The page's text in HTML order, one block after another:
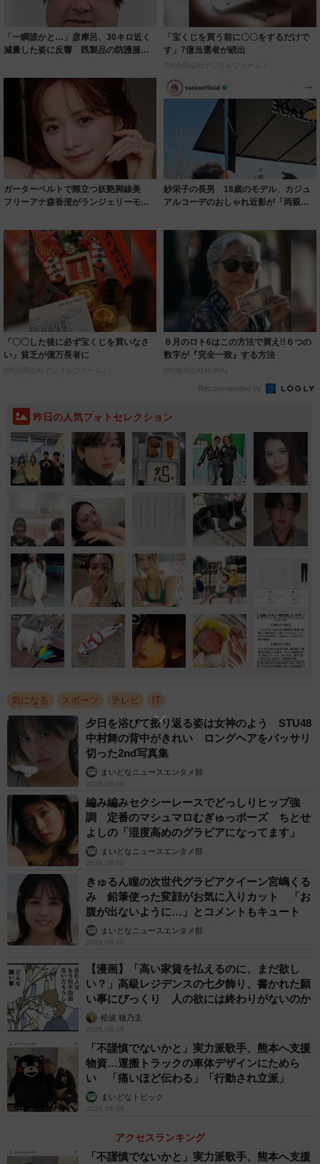
「一瞬誰かと…」彦摩呂、30キロ近く
減量した姿に反響 既製品の防護服が
「宝くじを買う前に〇〇をするだけで
す」7億当選者が続出
PR(合同会社デジタルファーム )
ガーターベルトで際立つ妖艶脚線美
フリーアナ森香澄がランジェリーモデ
紗栄子の長男 18歳のモデル、カジュ
アルコーデのおしゃれ近影が「両親の
「〇〇した後に必ず宝くじを買いなさ
い」貧乏が億万長者に
PR(合同会社デジタルファーム )
８月のロト6はこの方法で買え!!６つの
数字が『完全一致』する方法
PR(株式会社MURA)
Recommended by
昨日の人気フォトセレクション
気になる スポーツ テレビ IT
夕日を浴びて振り返る姿は女神のよう STU48
中村舞の背中がきれい ロングヘアをバッサリ
切った2nd写真集
まいどなニュースエンタメ部
2026.08.06
編み編みセクシーレースでどっしりヒップ強
調 定番のマシュマロむぎゅっポーズ ちとせ
よしの「湿度高めのグラビアになってます」
まいどなニュースエンタメ部
2026.08.06
きゅるん瞳の次世代グラビアクイーン宮嶋くる
み 鉛筆使った変顔がお気に入りカット 「お
腹が出ないように…」とコメントもキュート
まいどなニュースエンタメ部
2026.08.06
【漫画】「高い家賃を払えるのに、まだ欲し
い？」高級レジデンスの七夕飾り、書かれた願
い事にびっくり 人の欲には終わりがないのか
松波 穂乃圭
2026.08.06
「不謹慎でないかと」実力派歌手、熊本へ支援
物資…運搬トラックの車体デザインにためら
い 「痛いほど伝わる」「行動され立派」
まいどなトピック
2026.08.06
アクセスランキング
「不謹慎でないかと」実力派歌手、熊本へ支援